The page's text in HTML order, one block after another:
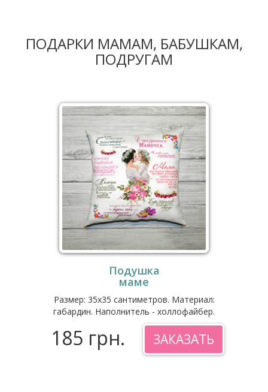
ПОДАРКИ МАМАМ, БАБУШКАМ,
ПОДРУГАМ
Подушка
маме
Размер: 35x35 сантиметров. Материал:
габардин. Наполнитель - холлофайбер.
185 грн. ЗАКАЗАТЬ